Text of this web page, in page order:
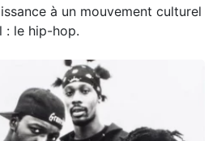
à un mouvement culturel
: le hip-hop.